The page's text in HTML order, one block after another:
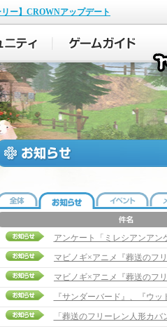
リー】CROWNアップデート
アンケート「ミレシアンアン
『サンダーバード』、『ウ
「葬送のフリーレン人形カ